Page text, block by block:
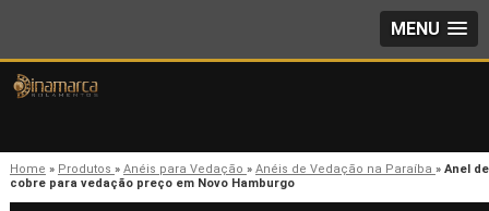
MENU
Home » Produtos » Anéis para Vedação » Anéis de Vedação na Paraíba » Anel de
cobre para vedação preço em Novo Hamburgo